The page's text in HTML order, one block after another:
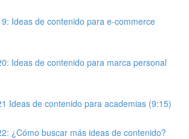
Ideas de contenido para e-commerce
Ideas de contenido para marca personal
Ideas de contenido para academias (9:15)
¿Cómo buscar más ideas de contenido?